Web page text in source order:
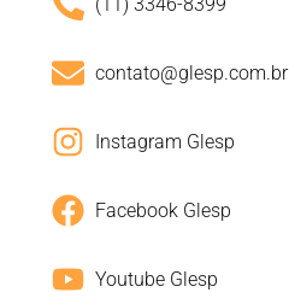
contato@glesp.com.br
Instagram Glesp
Facebook Glesp
Youtube Glesp